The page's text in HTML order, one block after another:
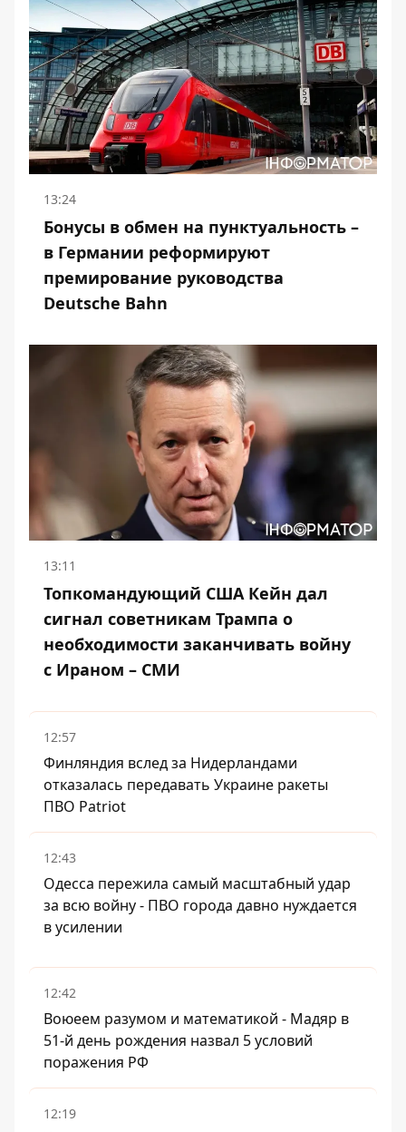
13:24
Бонусы в обмен на пунктуальность –
в Германии реформируют
премирование руководства
Deutsche Bahn
13:11
Топкомандующий США Кейн дал
сигнал советникам Трампа о
необходимости заканчивать войну
с Ираном – СМИ
12:57
Финляндия вслед за Нидерландами
отказалась передавать Украине ракеты
ПВО Patriot
12:43
Одесса пережила самый масштабный удар
за всю войну - ПВО города давно нуждается
в усилении
12:42
Воюеем разумом и математикой - Мадяр в
51-й день рождения назвал 5 условий
поражения РФ
12:19